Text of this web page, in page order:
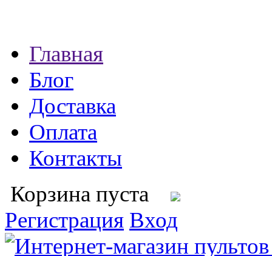
Главная
Блог
Доставка
Оплата
Контакты
Корзина пуста
Регистрация Вход